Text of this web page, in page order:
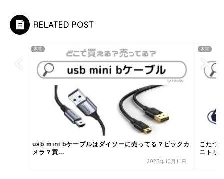
RELATED POST
家電
usb mini bケーブルはダイソーに売ってる？ビックカ
メラ？買...
2023年10月11日
家電
こたつ
ニトリ